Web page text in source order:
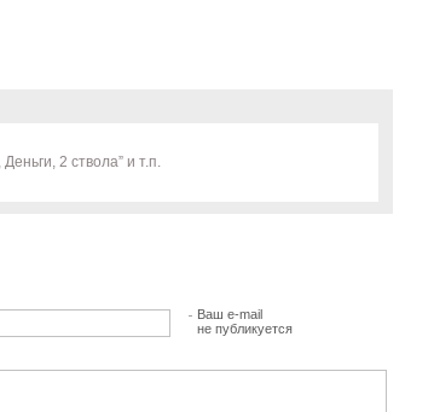
2 ствола” и т.п.
Ваш e-mail
не публикуется